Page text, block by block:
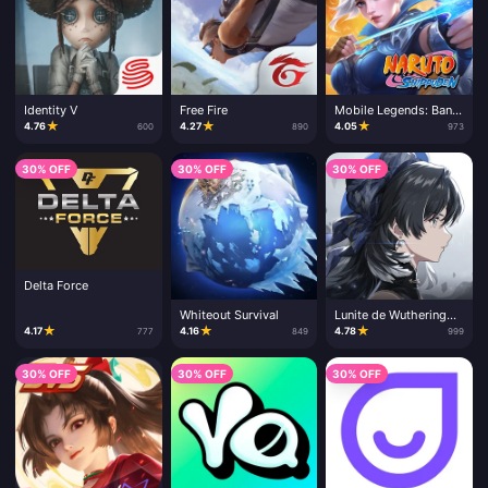
Identity V
4.76★ 600
Free Fire
4.27★ 890
Mobile Legends: Bang
Bang
4.05★ 973
30% OFF
Delta Force
4.17★ 777
30% OFF
Whiteout Survival
4.16★ 849
30% OFF
Lunite de Wuthering
Waves
4.78★ 999
30% OFF 30% OFF 30% OFF